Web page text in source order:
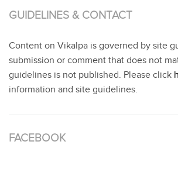
GUIDELINES & CONTACT
Content on Vikalpa is governed by site
submission or comment that does not
guidelines is not published. Please click
information and site guidelines.
FACEBOOK